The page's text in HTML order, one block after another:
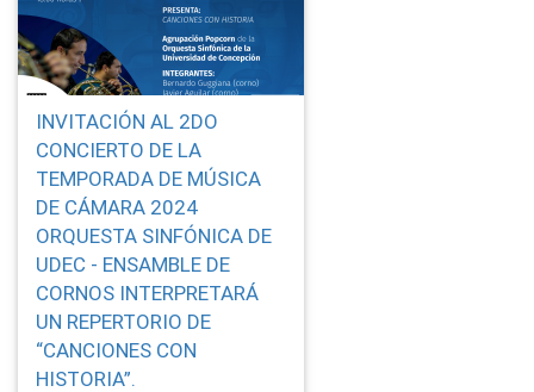
INVITACIÓN AL 2DO
CONCIERTO DE LA
TEMPORADA DE MÚSICA
DE CÁMARA 2024
ORQUESTA SINFÓNICA DE
UDEC - ENSAMBLE DE
CORNOS INTERPRETARÁ
UN REPERTORIO DE
“CANCIONES CON
HISTORIA”.